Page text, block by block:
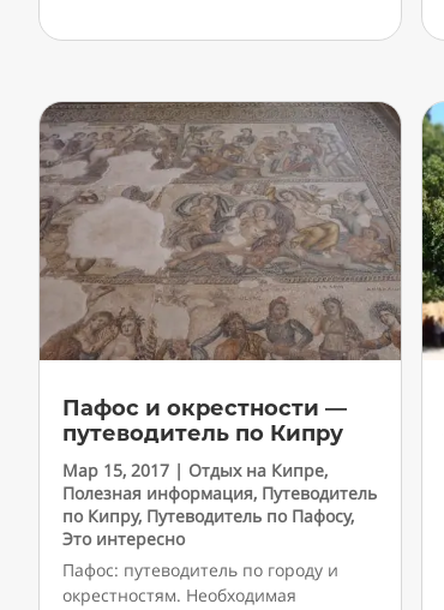
Пафос и окрестности —
путеводитель по Кипру
Мар 15, 2017 | Отдых на Кипре,
Полезная информация, Путеводитель
по Кипру, Путеводитель по Пафосу,
Это интересно
Пафос: путеводитель по городу и
окрестностям. Необходимая